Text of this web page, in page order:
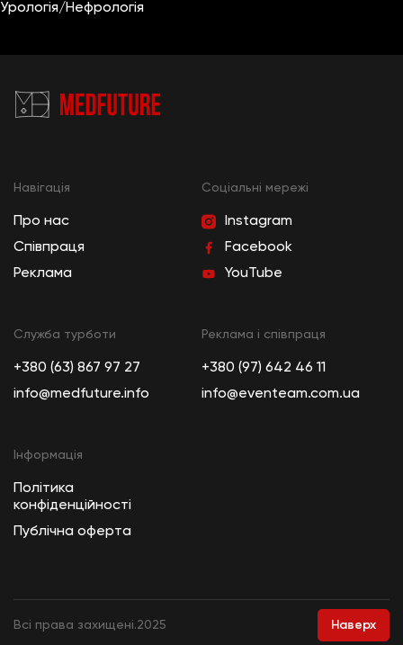
Урологія/Нефрологія
Навігація
Про нас
Співпраця
Реклама
Служба турботи
+380 (63) 867 97 27
info@medfuture.info
Реклама і співпраця
+380 (97) 642 46 11
info@eventeam.com.ua
Cоціальні мережі
Instagram
Facebook
YouTube
Інформація
Політика
конфіденційності
Публічна оферта
Всі права захищені.2025 Наверх